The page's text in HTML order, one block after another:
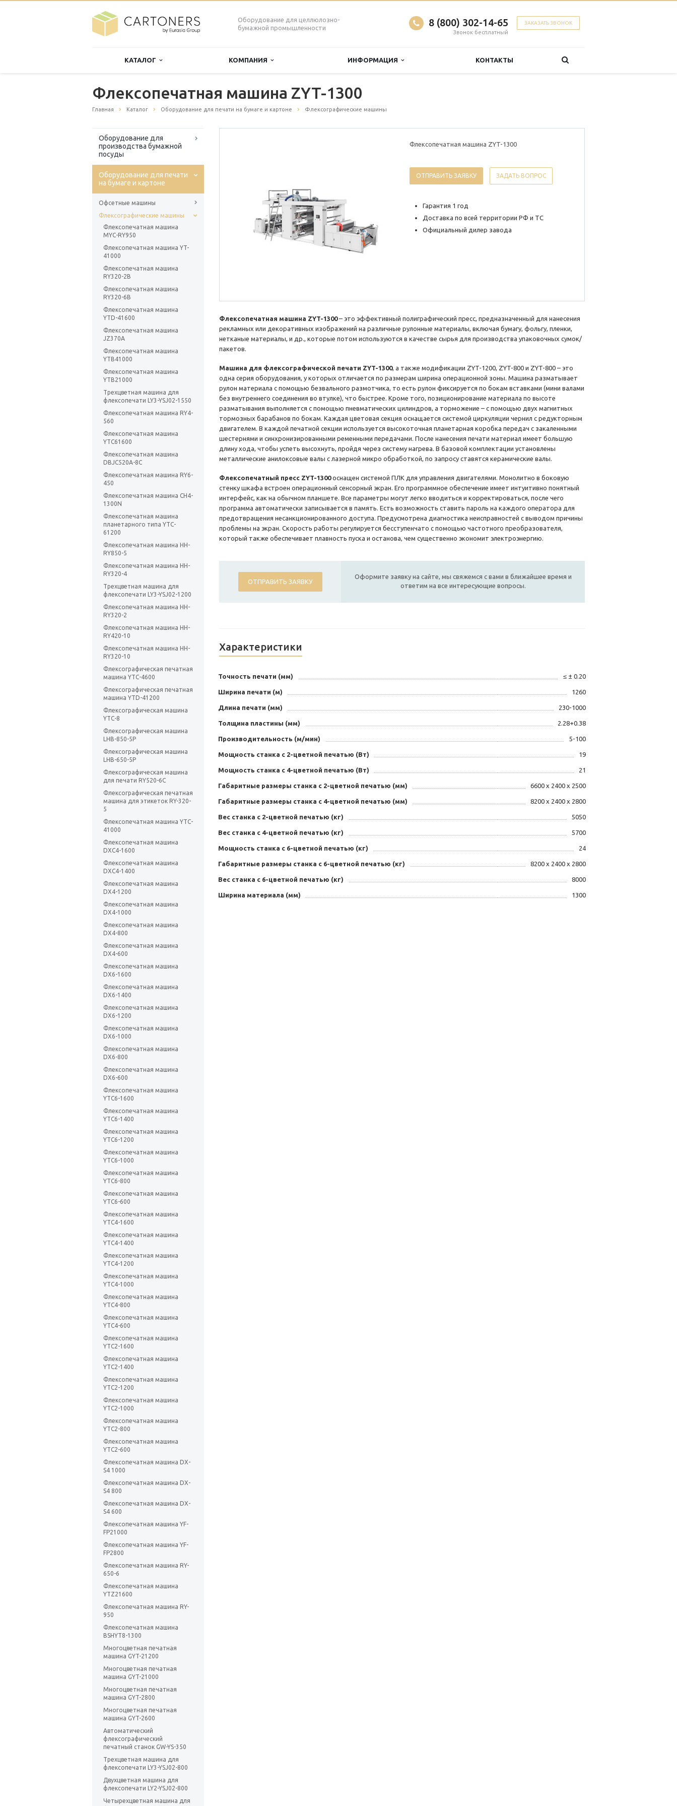
Оборудование для целлюлозно-
бумажной промышленности
ЗАКАЗАТЬ ЗВОНОК
8 (800) 302-14-65
Звонок бесплатный
КАТАЛОГ КОМПАНИЯ ИНФОРМАЦИЯ КОНТАКТЫ
Флексопечатная машина ZYT-1300
Главная Каталог Оборудование для печати на бумаге и картоне Флексографические машины
Оборудование для
производства бумажной
посуды
Оборудование для печати
на бумаге и картоне
Офсетные машины
Флексографические машины
Флексопечатная машина
MYC-RY950
Флексопечатная машина YT-
41000
Флексопечатная машина
RY320-2B
Флексопечатная машина
RY320-6B
Флексопечатная машина
YTD-41600
Флексопечатная машина
JZ370A
Флексопечатная машина
YTB41000
Флексопечатная машина
YTB21000
Трехцветная машина для
флексопечати LY3-YSJ02-1550
Флексопечатная машина RY4-
560
Флексопечатная машина
YTC61600
Флексопечатная машина
DBJC520A-8C
Флексопечатная машина RY6-
450
Флексопечатная машина CH4-
1300N
Флексопечатная машина
планетарного типа YTC-
61200
Флексопечатная машина HH-
RY850-5
Флексопечатная машина HH-
RY320-4
Трехцветная машина для
флексопечати LY3-YSJ02-1200
Флексопечатная машина HH-
RY320-2
Флексопечатная машина HH-
RY420-10
Флексопечатная машина HH-
RY320-10
Флексографическая печатная
машина YTC-4600
Флексографическая печатная
машина YTD-41200
Флексографическая машина
YTC-8
Флексографическая машина
LHB-850-5P
Флексографическая машина
LHB-650-5P
Флексографическая машина
для печати RY520-6C
Флексографическая печатная
машина для этикеток RY-320-
5
Флексопечатная машина YTC-
41000
Флексопечатная машина
DXC4-1600
Флексопечатная машина
DXC4-1400
Флексопечатная машина
DX4-1200
Флексопечатная машина
DX4-1000
Флексопечатная машина
DX4-800
Флексопечатная машина
DX4-600
Флексопечатная машина
DX6-1600
Флексопечатная машина
DX6-1400
Флексопечатная машина
DX6-1200
Флексопечатная машина
DX6-1000
Флексопечатная машина
DX6-800
Флексопечатная машина
DX6-600
Флексопечатная машина
YTC6-1600
Флексопечатная машина
YTC6-1400
Флексопечатная машина
YTC6-1200
Флексопечатная машина
YTC6-1000
Флексопечатная машина
YTC6-800
Флексопечатная машина
YTC6-600
Флексопечатная машина
YTC4-1600
Флексопечатная машина
YTC4-1400
Флексопечатная машина
YTC4-1200
Флексопечатная машина
YTC4-1000
Флексопечатная машина
YTC4-800
Флексопечатная машина
YTC4-600
Флексопечатная машина
YTC2-1600
Флексопечатная машина
YTC2-1400
Флексопечатная машина
YTC2-1200
Флексопечатная машина
YTC2-1000
Флексопечатная машина
YTC2-800
Флексопечатная машина
YTC2-600
Флексопечатная машина DX-
S4 1000
Флексопечатная машина DX-
S4 800
Флексопечатная машина DX-
S4 600
Флексопечатная машина YF-
FP21000
Флексопечатная машина YF-
FP2800
Флексопечатная машина RY-
650-6
Флексопечатная машина
YTZ21600
Флексопечатная машина RY-
950
Флексопечатная машина
BSHYT8-1300
Многоцветная печатная
машина GYT-21200
Многоцветная печатная
машина GYT-21000
Многоцветная печатная
машина GYT-2800
Многоцветная печатная
машина GYT-2600
Автоматический
флексографический
печатный станок GW-YS-350
Трехцветная машина для
флексопечати LY3-YSJ02-800
Двухцветная машина для
флексопечати LY2-YSJ02-800
Четырехцветная машина для
Флексопечатная машина ZYT-1300
ОТПРАВИТЬ ЗАЯВКУ ЗАДАТЬ ВОПРОС
Гарантия 1 год
Доставка по всей территории РФ и ТС
Официальный дилер завода
Флексопечатная машина ZYT-1300– это эффективный полиграфический пресс, предназначенный для нанесения
рекламных или декоративных изображений на различные рулонные материалы, включая бумагу, фольгу, пленки,
нетканые материалы, и др., которые потом используются в качестве сырья для производства упаковочных сумок/
пакетов.
Машина для флексографической печати ZYT-1300, а также модификации ZYT-1200, ZYT-800 и ZYT-800 – это
одна серия оборудования, у которых отличается по размерам ширина операционной зоны. Машина разматывает
рулон материала с помощью безвального размотчика, то есть рулон фиксируется по бокам вставками (мини валами
без внутреннего соединения во втулке), что быстрее. Кроме того, позиционирование материала по высоте
разматывания выполняется с помощью пневматических цилиндров, а торможение – с помощью двух магнитных
тормозных барабанов по бокам. Каждая цветовая секция оснащается системой циркуляции чернил с редукторным
двигателем. В каждой печатной секции используется высокоточная планетарная коробка передач с закаленными
шестернями и синхронизированными ременными передачами. После нанесения печати материал имеет большую
длину хода, чтобы успеть высохнуть, пройдя через систему нагрева. В базовой комплектации установлены
металлические анилоксовые валы с лазерной микро обработкой, по запросу ставятся керамические валы.
Флексопечатный пресс ZYT-1300оснащен системой ПЛК для управления двигателями. Монолитно в боковую
стенку шкафа встроен операционный сенсорный экран. Его программное обеспечение имеет интуитивно понятный
интерфейс, как на обычном планшете. Все параметры могут легко вводиться и корректироваться, после чего
программа автоматически записывается в память. Есть возможность ставить пароль на каждого оператора для
предотвращения несанкционированного доступа. Предусмотрена диагностика неисправностей с выводом причины
проблемы на экран. Скорость работы регулируется бесступенчато с помощью частотного преобразователя,
который также обеспечивает плавность пуска и останова, чем существенно экономит электроэнергию.
ОТПРАВИТЬ ЗАЯВКУ
Оформите заявку на сайте, мы свяжемся с вами в ближайшее время и
ответим на все интересующие вопросы.
Характеристики
Точность печати (мм) ≤ ± 0.20
Ширина печати (м) 1260
Длина печати (мм) 230-1000
Толщина пластины (мм) 2.28+0.38
Производительность (м/мин) 5-100
Мощность станка с 2-цветной печатью (Вт) 19
Мощность станка с 4-цветной печатью (Вт) 21
Габаритные размеры станка с 2-цветной печатью (мм) 6600 x 2400 x 2500
Габаритные размеры станка с 4-цветной печатью (мм) 8200 x 2400 x 2800
Вес станка с 2-цветной печатью (кг) 5050
Вес станка с 4-цветной печатью (кг) 5700
Мощность станка с 6-цветной печатью (кг) 24
Габаритные размеры станка с 6-цветной печатью (кг) 8200 x 2400 x 2800
Вес станка с 6-цветной печатью (кг) 8000
Ширина материала (мм) 1300